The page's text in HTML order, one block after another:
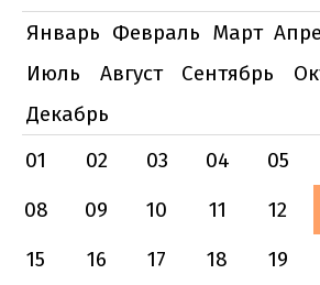
Январь Февраль Март
Июль
Август Сентябрь
Декабрь
01
02 03 04 05
08
09 10 11 12
15
16 17 18 19